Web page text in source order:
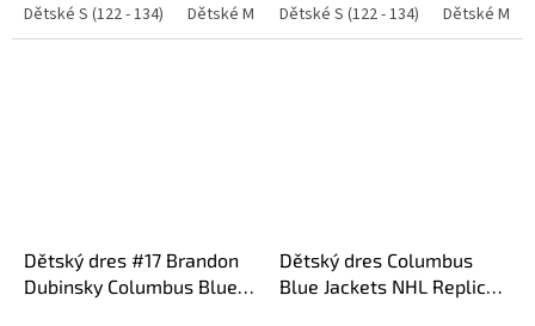
Dětské S (122 - 134) Dětské M (136 - 152) Dětské L (158 - 164)
Dětské S (122 - 134) Dětské M
Dětský dres #17 Brandon
Dubinsky Columbus Blue
Dětský dres Columbus
Blue Jackets NHL Replica